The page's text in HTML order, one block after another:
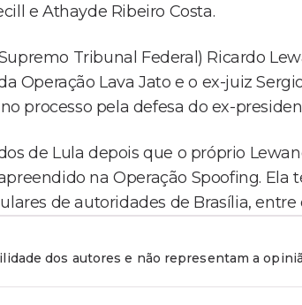
e Athayde Ribeiro Costa.
Tribunal Federal) Ricardo
Operação Lava Jato e o ex-juiz
processo pela defesa do ex-
de Lula depois que o próprio
na Operação Spoofing. Ela
de autoridades de Brasília, entre
dos autores e não representam a